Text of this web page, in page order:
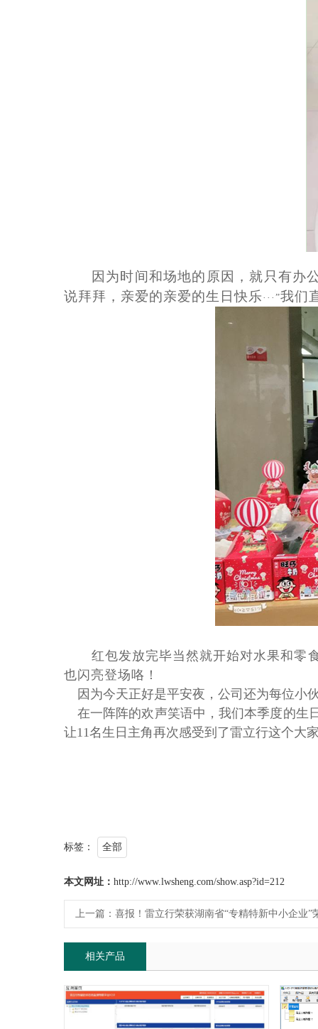
因为时间和场地的原因，就只有办
说拜拜，亲爱的亲爱的生日快乐 ···”我们
红包发放完毕当然就开始对水果和零
也闪亮登场咯！
因为今天正好是平安夜，公司还为每位小
在一阵阵的欢声笑语中，我们本季度的
让11名生日主角再次感受到了雷立行这个大
标签： 全部
本文网址： http://www.lwsheng.com/show.asp?id=212
上一篇： 喜报！雷立行荣获湖南省“专精特新中小企业”
相关产品